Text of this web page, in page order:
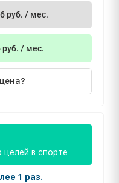
руб. / мес.
руб. / мес.
в спорте
1 раз.